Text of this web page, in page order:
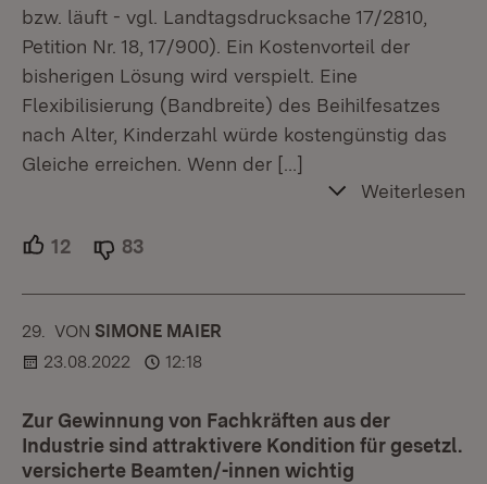
bzw. läuft - vgl. Landtagsdrucksache 17/2810,
Petition Nr. 18, 17/900). Ein Kostenvorteil der
bisherigen Lösung wird verspielt. Eine
Flexibilisierung (Bandbreite) des Beihilfesatzes
nach Alter, Kinderzahl würde kostengünstig das
Gleiche erreichen. Wenn der […]
Weiterlesen
12 Unterstützer.
83
29. KOMMENTAR
VON :SIMONE MAIER
23.08.2022
12:18
Zur Gewinnung von Fachkräften aus der
Industrie sind attraktivere Kondition für gesetzl.
versicherte Beamten/-innen wichtig